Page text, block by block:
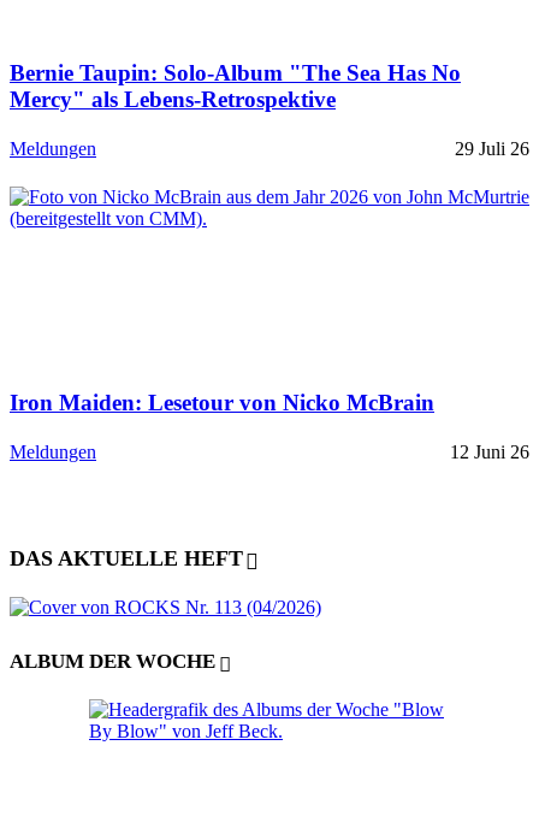
Bernie Taupin: Solo-Album "The Sea Has No
Mercy" als Lebens-Retrospektive
Meldungen 29 Juli 26
Iron Maiden: Lesetour von Nicko McBrain
Meldungen 12 Juni 26
DAS AKTUELLE HEFT
ALBUM DER WOCHE